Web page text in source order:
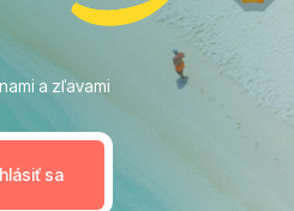
čistým
a zľavami